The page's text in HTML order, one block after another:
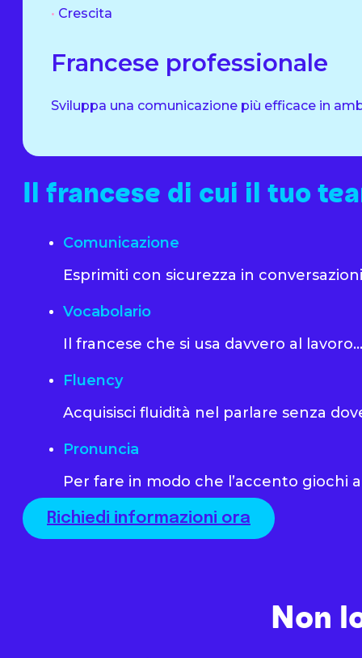
• Crescita
Francese professionale
Sviluppa una comunicazione più efficace in
Il francese di cui il tuo
Comunicazione
Esprimiti con sicurezza in
Vocabolario
Il francese che si usa davvero al
Fluency
Acquisisci fluidità nel parlare senza
Pronuncia
Per fare in modo che l’accento giochi
Richiedi informazioni ora
Non